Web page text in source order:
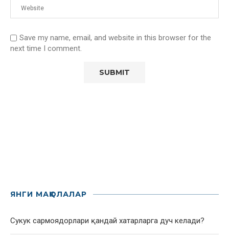
Save my name, email, and website in this browser for the
next time I comment.
ЯНГИ МАҚОЛАЛАР
Сукук сармоядорлари қандай хатарларга дуч келади?